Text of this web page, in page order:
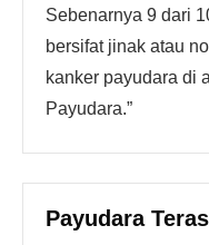
Sebenarnya 9 dari
bersifat jinak atau
kanker payudara di
Payudara.”
Payudara